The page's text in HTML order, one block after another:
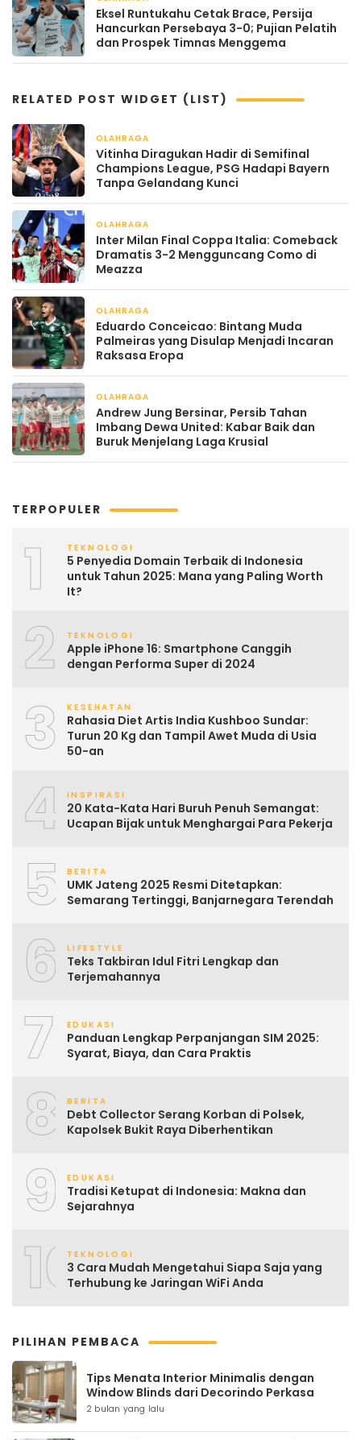
Eksel Runtukahu Cetak Brace, Persija
Hancurkan Persebaya 3-0; Pujian Pelatih
dan Prospek Timnas Menggema
RELATED POST WIDGET (LIST)
OLAHRAGA
Vitinha Diragukan Hadir di Semifinal
Champions League, PSG Hadapi Bayern
Tanpa Gelandang Kunci
OLAHRAGA
Inter Milan Final Coppa Italia: Comeback
Dramatis 3-2 Mengguncang Como di
Meazza
OLAHRAGA
Eduardo Conceicao: Bintang Muda
Palmeiras yang Disulap Menjadi Incaran
Raksasa Eropa
OLAHRAGA
Andrew Jung Bersinar, Persib Tahan
Imbang Dewa United: Kabar Baik dan
Buruk Menjelang Laga Krusial
TERPOPULER
1 TEKNOLOGI
5 Penyedia Domain Terbaik di Indonesia
untuk Tahun 2025: Mana yang Paling Worth
It?
2 TEKNOLOGI
Apple iPhone 16: Smartphone Canggih
dengan Performa Super di 2024
3 KESEHATAN
Rahasia Diet Artis India Kushboo Sundar:
Turun 20 Kg dan Tampil Awet Muda di Usia
50-an
4 INSPIRASI
20 Kata-Kata Hari Buruh Penuh Semangat:
Ucapan Bijak untuk Menghargai Para Pekerja
5 BERITA
UMK Jateng 2025 Resmi Ditetapkan:
Semarang Tertinggi, Banjarnegara Terendah
6 LIFESTYLE
Teks Takbiran Idul Fitri Lengkap dan
Terjemahannya
7 EDUKASI
Panduan Lengkap Perpanjangan SIM 2025:
Syarat, Biaya, dan Cara Praktis
8 BERITA
Debt Collector Serang Korban di Polsek,
Kapolsek Bukit Raya Diberhentikan
9 EDUKASI
Tradisi Ketupat di Indonesia: Makna dan
Sejarahnya
10TEKNOLOGI
3 Cara Mudah Mengetahui Siapa Saja yang
Terhubung ke Jaringan WiFi Anda
PILIHAN PEMBACA
Tips Menata Interior Minimalis dengan
Window Blinds dari Decorindo Perkasa
2 bulan yang lalu